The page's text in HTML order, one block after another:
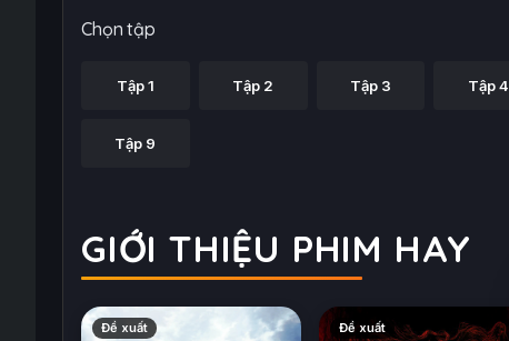
Chọn tập
Tập 1 Tập 2 Tập 3 Tập 4
Tập 9
GIỚI THIỆU PHIM HAY
Đề xuất Đề xuất